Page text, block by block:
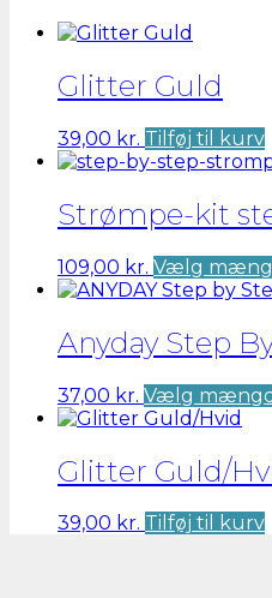
Glitter Guld
39,00 kr. Tilføj til kurv
Strømpe-kit
109,00 kr. Vælg
Anyday Step
37,00 kr. Vælg
Glitter Guld/
39,00 kr. Tilføj til kurv